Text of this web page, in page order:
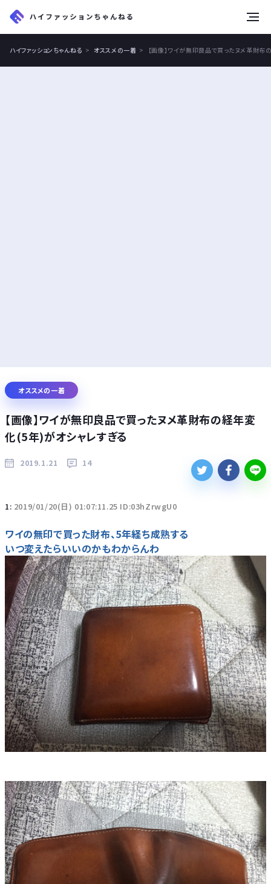
ハイファッションちゃんねる オススメの一着 【画像】ワイが無印良品で買ったヌメ革財
オススメの一着
【画像】ワイが無印良品で買ったヌメ革財布の経年変
化(5年)がオシャレすぎる
2019.1.21 14
1: 2019/01/20(日) 01:07:11.25 ID:03hZrwgU0
ワイの無印で買った財布、5年経ち成熟する
いつ変えたらいいのかもわからんわ